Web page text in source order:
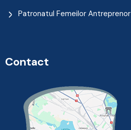
Patronatul Femeilor Antreprenor
Contact